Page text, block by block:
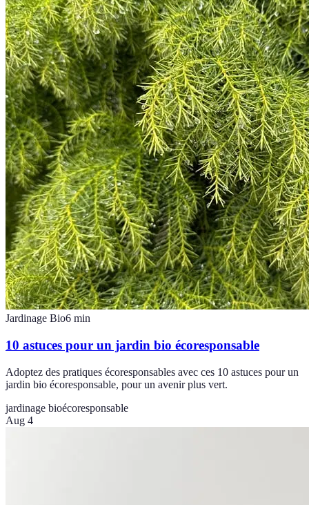
Jardinage Bio6 min
10 astuces pour un jardin bio écoresponsable
Adoptez des pratiques écoresponsables avec ces 10 astuces pour un
jardin bio écoresponsable, pour un avenir plus vert.
jardinage bioécoresponsable
Aug 4